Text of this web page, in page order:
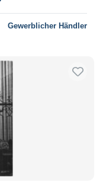
Gewerblicher Händler